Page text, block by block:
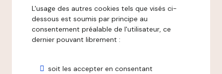
L'usage des autres cookies tels que visés ci-
dessous est soumis par principe au
consentement préalable de l'utilisateur, ce
dernier pouvant librement :
soit les accepter en consentant